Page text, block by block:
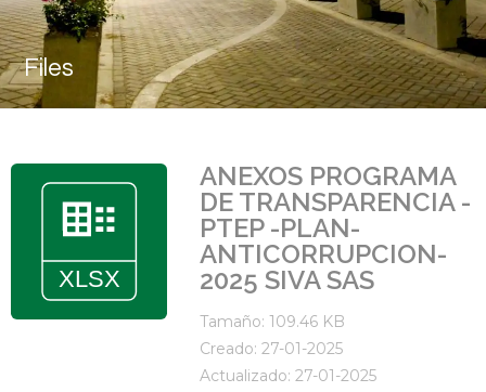
Files
ANEXOS PROGRAMA
DE TRANSPARENCIA -
PTEP -PLAN-
ANTICORRUPCION-
2025 SIVA SAS
Tamaño: 109.46 KB
Creado: 27-01-2025
Actualizado: 27-01-2025